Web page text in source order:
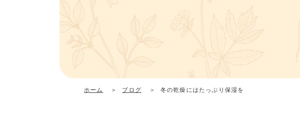
糖尿病外来（国沢内科医院のみ）
ホーム ブログ 冬の乾燥にはたっぷり保湿を